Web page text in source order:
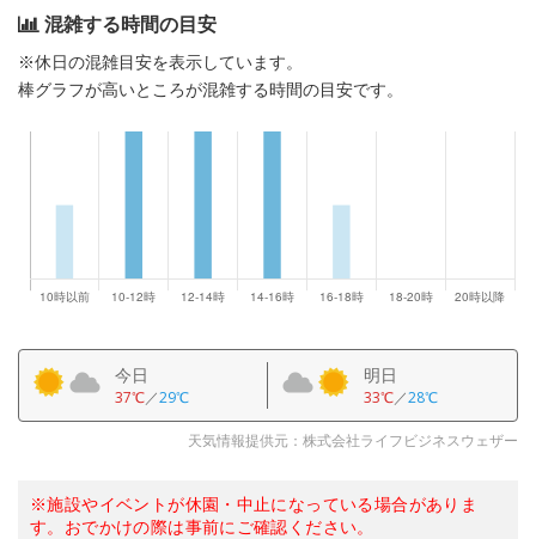
混雑する時間の目安
※休日の混雑目安を表示しています。
棒グラフが高いところが混雑する時間の目安です。
今日
37℃／29℃
明日
33℃／28℃
天気情報提供元：株式会社ライフビジネスウェザー
※施設やイベントが休園・中止になっている場合がありま
す。おでかけの際は事前にご確認ください。